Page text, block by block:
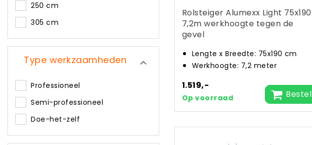
250 cm
305 cm
Type werkzaamheden
Professioneel
Semi-professioneel
Doe-het-zelf
Rolsteiger Alumexx Light 75x190
7,2m werkhoogte tegen de
gevel
Lengte x Breedte: 75x190 cm
Werkhoogte: 7,2 meter
1.519,-
Op voorraad Bestel